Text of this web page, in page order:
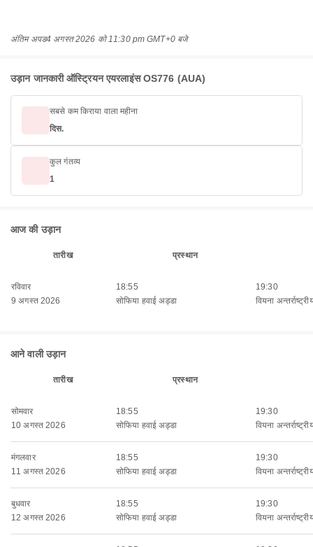
अंतिम अपड4 अगस्त 2026 को 11:30 pm GMT+0 बजे
उड़ान जानकारी ऑस्ट्रियन एयरलाइंस OS776 (AUA)
सबसे कम किराया वाला महीना
दिस.
कुल गंतव्य
1
आज की उड़ान
तारीख प्रस्थान
रविवार
9 अगस्त 2026
18:55
सोफिया हवाई अड्डा
19:30
वियना
आने वाली उड़ान
तारीख प्रस्थान
सोमवार
10 अगस्त 2026
18:55
सोफिया हवाई अड्डा
19:30
वियना
मंगलवार
11 अगस्त 2026
18:55
सोफिया हवाई अड्डा
19:30
वियना
बुधवार
12 अगस्त 2026
18:55
सोफिया हवाई अड्डा
19:30
वियना